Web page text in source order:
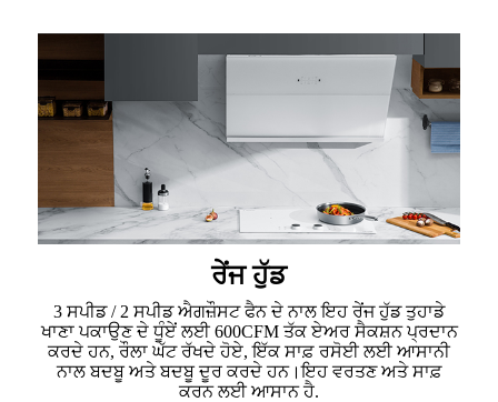
ਰੇਂਜ ਹੁੱਡ
3 ਸਪੀਡ / 2 ਸਪੀਡ ਐਗਜ਼ੌਸਟ ਫੈਨ ਦੇ ਨਾਲ ਇਹ ਰੇਂਜ ਹੁੱਡ ਤੁਹਾਡੇ
ਖਾਣਾ ਪਕਾਉਣ ਦੇ ਧੂੰਏਂ ਲਈ 600CFM ਤੱਕ ਏਅਰ ਸੈਕਸ਼ਨ ਪ੍ਰਦਾਨ
ਕਰਦੇ ਹਨ, ਰੌਲਾ ਘੱਟ ਰੱਖਦੇ ਹੋਏ, ਇੱਕ ਸਾਫ਼ ਰਸੋਈ ਲਈ ਆਸਾਨੀ
ਨਾਲ ਬਦਬੂ ਅਤੇ ਬਦਬੂ ਦੂਰ ਕਰਦੇ ਹਨ।ਇਹ ਵਰਤਣ ਅਤੇ ਸਾਫ਼
ਕਰਨ ਲਈ ਆਸਾਨ ਹੈ.